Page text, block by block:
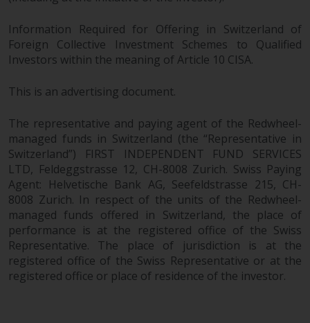
Information Required for Offering in Switzerland of
Foreign Collective Investment Schemes to Qualified
Investors within the meaning of Article 10 CISA.
This is an advertising document.
The representative and paying agent of the Redwheel-
managed funds in Switzerland (the “Representative in
Switzerland”) FIRST INDEPENDENT FUND SERVICES
LTD, Feldeggstrasse 12, CH-8008 Zurich. Swiss Paying
Agent: Helvetische Bank AG, Seefeldstrasse 215, CH-
8008 Zurich. In respect of the units of the Redwheel-
managed funds offered in Switzerland, the place of
performance is at the registered office of the Swiss
Representative. The place of jurisdiction is at the
registered office of the Swiss Representative or at the
registered office or place of residence of the investor.